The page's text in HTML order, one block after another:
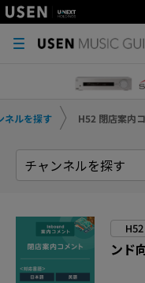
ネルを探す H52 閉店案内
チャンネルを探す
H52
ンド